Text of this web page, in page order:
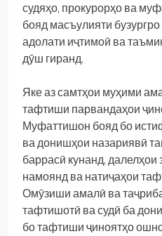
судяҳо, прокурорҳо ва
бояд масъулияти
адолати иҷтимоӣ ва
дӯш гиранд.
Яке аз самтҳои муҳими
тафтиши парвандаҳои
Муфаттишон бояд бо
ва донишҳои назариявӣ
баррасӣ кунанд,
намоянд ва натиҷаҳои
Омӯзиши амалӣ ва
тафтишотӣ ва судӣ ба
бо тафтиши ҷиноятҳо